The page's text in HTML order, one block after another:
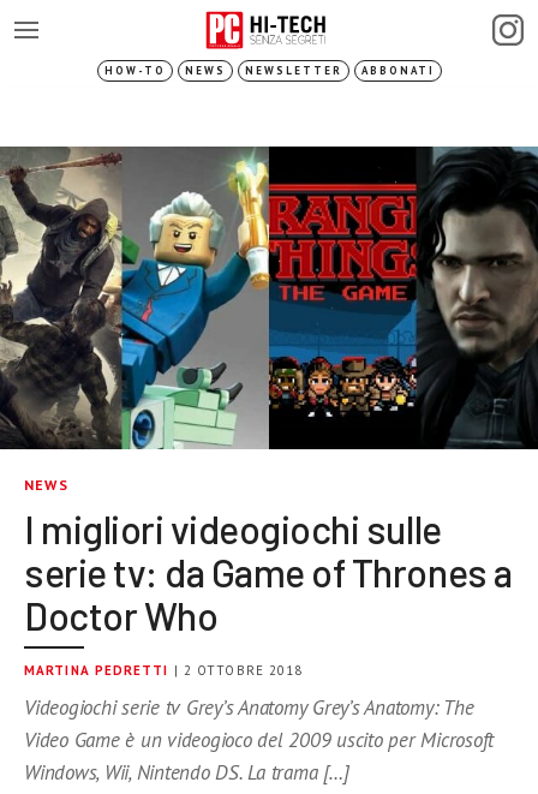
HOW-TO NEWS NEWSLETTER ABBONATI
NEWS
I migliori videogiochi sulle
serie tv: da Game of Thrones a
Doctor Who
MARTINA PEDRETTI | 2 OTTOBRE 2018
Videogiochi serie tv Grey’s Anatomy Grey’s Anatomy: The
Video Game è un videogioco del 2009 uscito per Microsoft
Windows, Wii, Nintendo DS. La trama […]